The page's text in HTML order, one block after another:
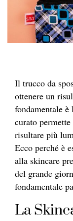
Il trucco da
ottenere un
fondamentale
curato
risultare più
Ecco perché è
alla skincare
del grande
fondamentale
La